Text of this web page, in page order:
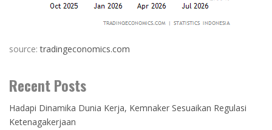
source:tradingeconomics.com
Recent Posts
Hadapi Dinamika Dunia Kerja, Kemnaker Sesuaikan Regulasi
Ketenagakerjaan